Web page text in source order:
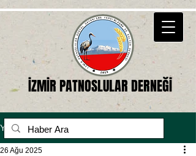
İZMİR PATNOSLULAR DERNEĞİ
Yazı
26 Ağu 2025